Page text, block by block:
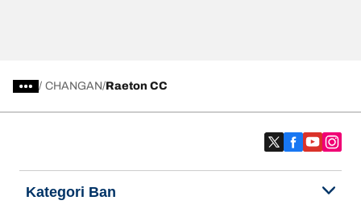
/ CHANGAN Raeton CC
Kategori Ban